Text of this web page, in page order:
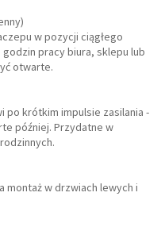
w pozycji ciągłego
pracy biura, sklepu lub
otwarte.
po krótkim impulsie zasilania -
później. Przydatne w
montaż w drzwiach lewych i